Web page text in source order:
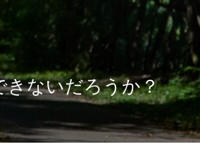
きないだろうか？